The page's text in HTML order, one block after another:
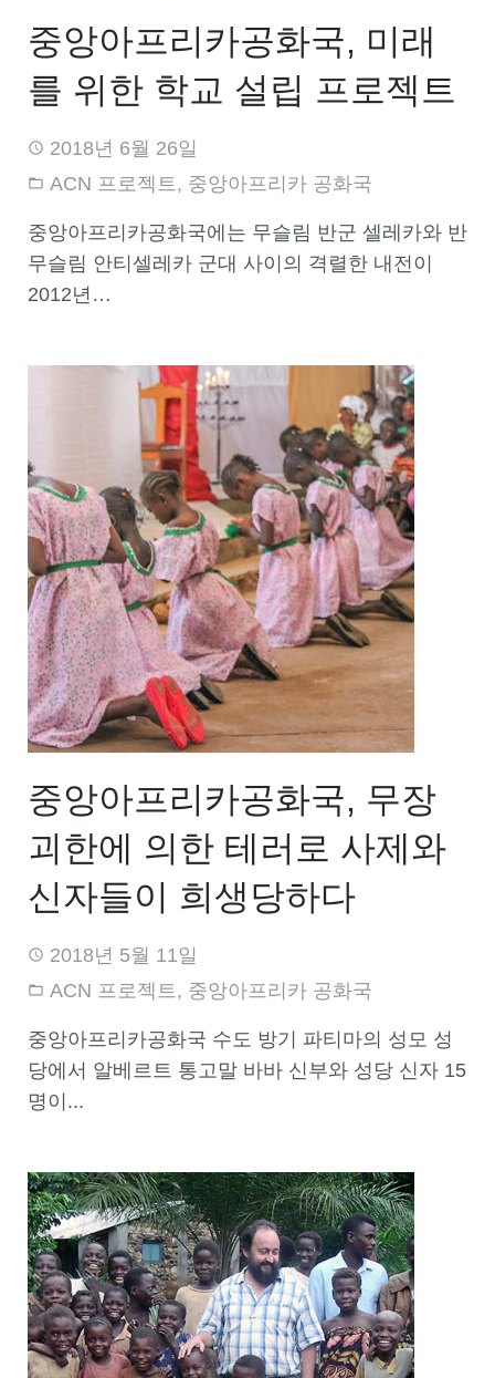
중앙아프리카공화국, 미래
를 위한 학교 설립 프로젝트
2018년 6월 26일
ACN 프로젝트, 중앙아프리카 공화국
중앙아프리카공화국에는 무슬림 반군 셀레카와 반
무슬림 안티셀레카 군대 사이의 격렬한 내전이
2012년…
중앙아프리카공화국, 무장
괴한에 의한 테러로 사제와
신자들이 희생당하다
2018년 5월 11일
ACN 프로젝트, 중앙아프리카 공화국
중앙아프리카공화국 수도 방기 파티마의 성모 성
당에서 알베르트 통고말 바바 신부와 성당 신자 15
명이...